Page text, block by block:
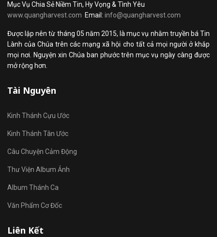
Mục Vụ Chia Sẻ Niềm Tin, Hy Vọng & Tình Yêu
www.quangharvest.com Email: info@quangharvest.com
Được lập nên từ tháng 05 năm 2015, là mục vụ nhằm truyền bá Tin
Lành của Chúa trên các mạng xã hội cho tất cả mọi người ở khắp
mọi nơi. Nguyện xin Chúa ban phước trên mục vụ ngày càng được
mở rộng hơn.
Tài Nguyên
Kinh Thánh Cựu Ước
Kinh Thánh Tân Ước
Câu Chuyện Cảm Động
Thư Viện Album Ảnh
Album Thánh Ca
Văn Phẩm Cơ Đốc
Liên Kết